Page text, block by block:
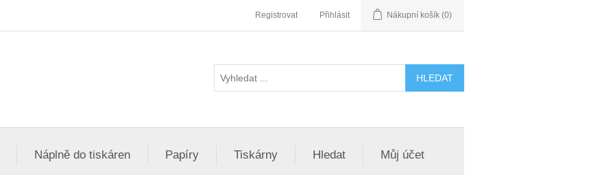
Registrovat Přihlásit Nákupní košík (0)
Náplně do tiskáren Papíry Tiskárny Hledat Můj účet